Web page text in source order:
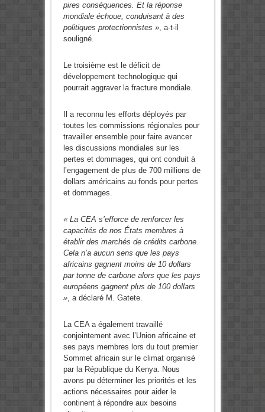
pires conséquences. Et la réponse
mondiale échoue, conduisant à des
politiques protectionnistes », a-t-il
souligné.
Le troisième est le déficit de
développement technologique qui
pourrait aggraver la fracture mondiale.
Il a reconnu les efforts déployés par
toutes les commissions régionales pour
travailler ensemble pour faire avancer
les discussions mondiales sur les
pertes et dommages, qui ont conduit à
l’engagement de plus de 700 millions de
dollars américains au fonds pour pertes
et dommages.
« La CEA s’efforce de renforcer les
capacités de nos États membres à
établir des marchés de crédits carbone.
Cela n’a aucun sens que les pays
africains gagnent moins de 10 dollars
par tonne de carbone alors que les pays
européens gagnent plus de 100 dollars
», a déclaré M. Gatete.
La CEA a également travaillé
conjointement avec l’Union africaine et
ses pays membres lors du tout premier
Sommet africain sur le climat organisé
par la République du Kenya. Nous
avons pu déterminer les priorités et les
actions nécessaires pour aider le
continent à répondre aux besoins